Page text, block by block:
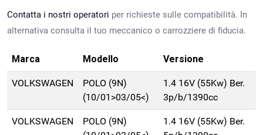
Contatta i nostri operatori per richieste sulle compatibilità. In
alternativa consulta il tuo meccanico o carrozziere di fiducia.
Marca Modello Versione
VOLKSWAGEN
POLO (9N)
(10/01>03/05<)
1.4 16V (55Kw) Ber.
3p/b/1390cc
VOLKSWAGEN
POLO (9N)
1.4 16V (55Kw) Ber.